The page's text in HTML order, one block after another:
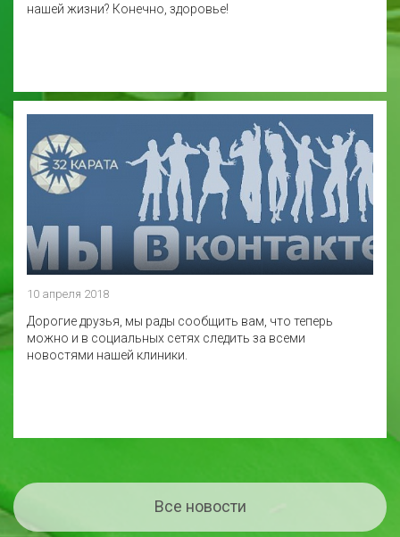
нашей жизни? Конечно, здоровье!
10 апреля 2018
Дорогие друзья, мы рады сообщить вам, что теперь
можно и в социальных сетях следить за всеми
новостями нашей клиники.
Все новости